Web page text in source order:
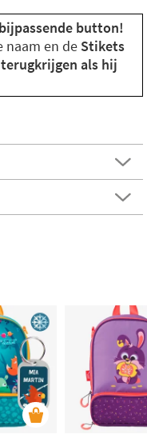
button!
naam en de Stikets
als hij